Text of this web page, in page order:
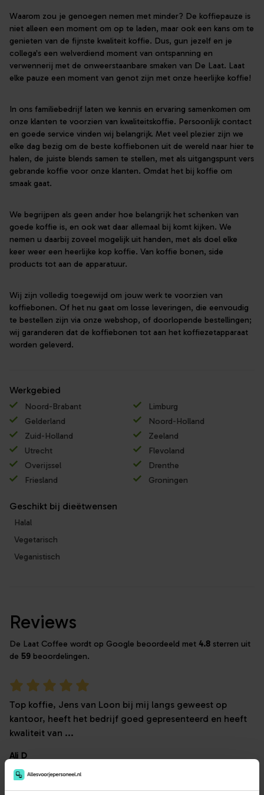
Waarom zou je genoegen nemen met minder? De koffiepauze is
niet alleen een moment om op te laden, maar ook een kans om te
genieten van de fijnste kwaliteit koffie. Dus, gun jezelf en je
collega's een welverdiend moment van ontspanning en
verwennerij met de onweerstaanbare smaken van De Laat. Laat
elke pauze een moment van genot zijn met onze heerlijke koffie!
In ons familiebedrijf laten we kennis en ervaring samenkomen om
onze klanten te voorzien van kwaliteitskoffie. Persoonlijk contact
en goede service vinden wij belangrijk. Met veel plezier zijn we
elke dag bezig om de beste koffiebonen uit de wereld naar hier te
halen, de juiste blends samen te stellen, met als uitgangspunt vers
gebrande koffie voor onze klanten. Omdat het bij koffie om
smaak gaat.
We begrijpen als geen ander hoe belangrijk het schenken van
goede koffie is, en ook wat daar allemaal bij komt kijken. We
nemen u daarbij zoveel mogelijk uit handen, met als doel elke
keer weer een heerlijke kop koffie. Van koffie bonen, side
products tot aan de apparatuur.
Wij zijn volledig toegewijd om jouw werk te voorzien van
koffiebonen. Of het nu gaat om losse leveringen, die eenvoudig
te bestellen zijn via onze webshop, of doorlopende bestellingen;
wij garanderen dat de koffiebonen tot aan het koffiezetapparaat
worden geleverd.
Werkgebied
Noord-Brabant
Limburg
Gelderland
Noord-Holland
Zuid-Holland
Zeeland
Utrecht
Flevoland
Overijssel
Drenthe
Friesland
Groningen
Geschikt bij dieëtwensen
Halal
Vegetarisch
Veganistisch
Reviews
De Laat Coffee wordt op Google beoordeeld met 4.8 sterren uit
de 59 beoordelingen.
Top koffie, Jens van Loon bij mij langs geweest op
kantoor, heeft het bedrijf goed gepresenteerd en heeft
kwaliteit van ...
Ali D